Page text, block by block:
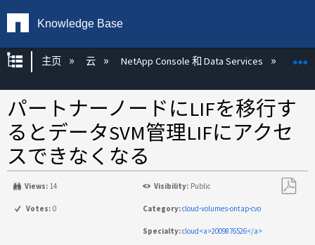
Knowledge Base
扩展/隐缩全局层次
主页 云 NetApp Console 和 Data Services
パートナーノードにLIFを移行す
るとデータSVM管理LIFにアクセ
スできなくなる
Views: 14 Visibility: Public
Votes: 0 Category:cloud-volumes-ontap-cvo
Specialty:cloud<a>2009876526</a>